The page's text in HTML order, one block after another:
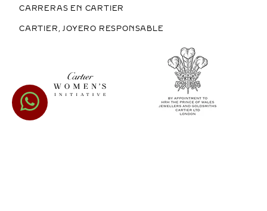
CARRERAS EN CARTIER
CARTIER, JOYERO RESPONSABLE